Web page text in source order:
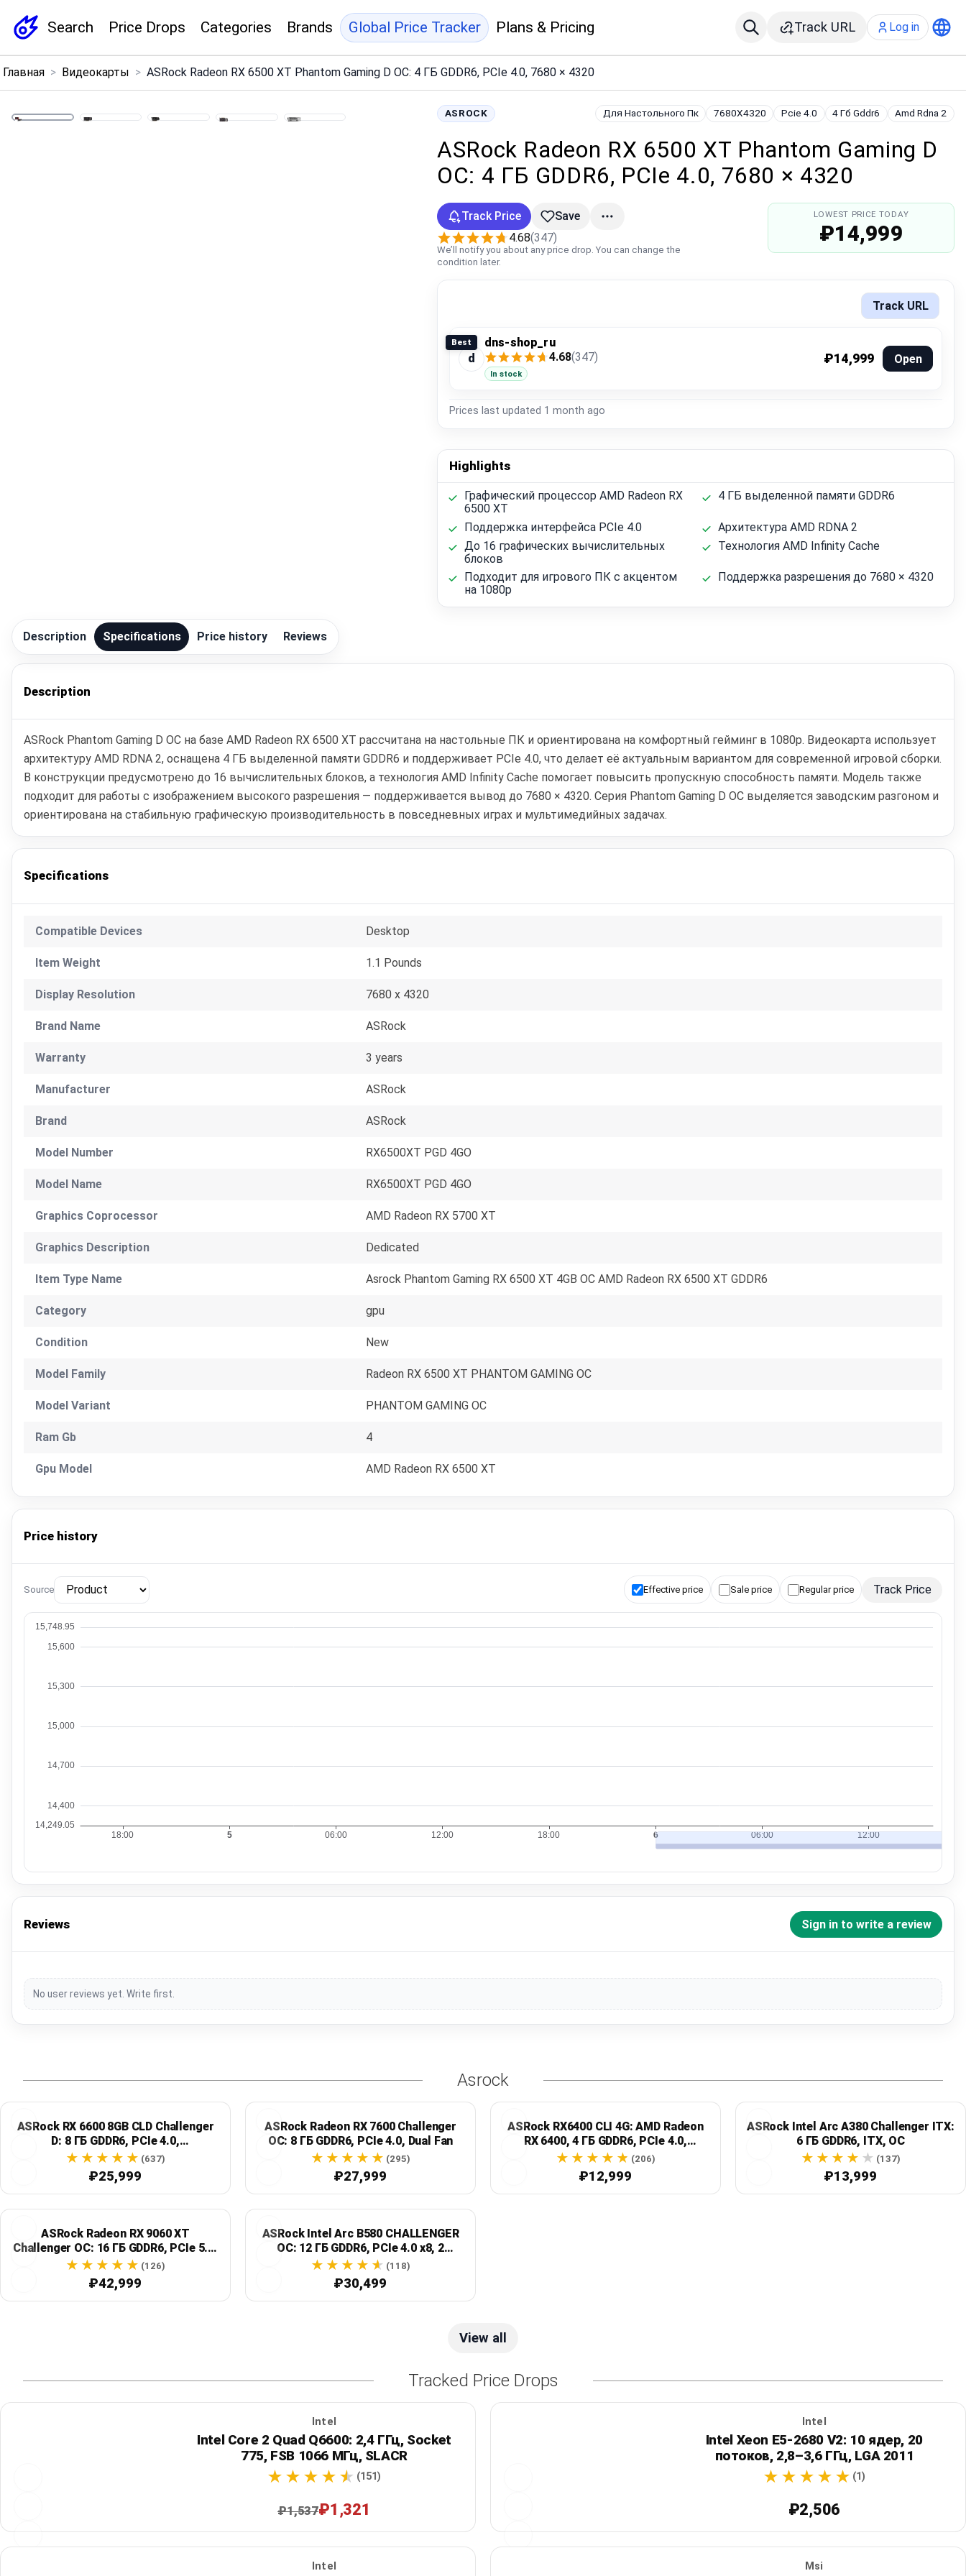
Search Price Drops Categories Brands Global Price Tracker Plans & Pricing Track URL Log in
Menu ×
Home
Главная > Видеокарты > ASRock Radeon RX 6500 XT Phantom Gaming D OC: 4 ГБ GDDR6, PCIe 4.0, 7680 × 4320
ASROCK Для Настольного Пк 7680X4320 Pcie 4.0 4 Гб Gddr6 Amd Rdna 2
ASRock Radeon RX 6500 XT Phantom Gaming D
OC: 4 ГБ GDDR6, PCIe 4.0, 7680 × 4320
LOWEST PRICE TODAY
₽14,999
Track Price
We’ll notify you about any price drop. You can change the
condition later.
Save
4.68(347)
Track URL
Best
d
dns-shop_ru
4.68(347)
In stock
₽14,999 Open
Prices last updated 1 month ago
Highlights
Графический процессор AMD Radeon RX
6500 XT
4 ГБ выделенной памяти GDDR6
Поддержка интерфейса PCIe 4.0
Архитектура AMD RDNA 2
До 16 графических вычислительных
блоков
Технология AMD Infinity Cache
Подходит для игрового ПК с акцентом
на 1080p
Поддержка разрешения до 7680 × 4320
Description Specifications Price history Reviews
Description
ASRock Phantom Gaming D OC на базе AMD Radeon RX 6500 XT рассчитана на настольные ПК и ориентирована на комфортный гейминг в 1080p. Видеокарта использует
архитектуру AMD RDNA 2, оснащена 4 ГБ выделенной памяти GDDR6 и поддерживает PCIe 4.0, что делает её актуальным вариантом для современной игровой сборки.
В конструкции предусмотрено до 16 вычислительных блоков, а технология AMD Infinity Cache помогает повысить пропускную способность памяти. Модель также
подходит для работы с изображением высокого разрешения — поддерживается вывод до 7680 × 4320. Серия Phantom Gaming D OC выделяется заводским разгоном и
ориентирована на стабильную графическую производительность в повседневных играх и мультимедийных задачах.
Specifications
Compatible Devices Desktop
Item Weight 1.1 Pounds
Display Resolution 7680 x 4320
Brand Name ASRock
Warranty 3 years
Manufacturer ASRock
Brand ASRock
Model Number RX6500XT PGD 4GO
Model Name RX6500XT PGD 4GO
Graphics Coprocessor AMD Radeon RX 5700 XT
Graphics Description Dedicated
Item Type Name Asrock Phantom Gaming RX 6500 XT 4GB OC AMD Radeon RX 6500 XT GDDR6
Category gpu
Condition New
Model Family Radeon RX 6500 XT PHANTOM GAMING OC
Model Variant PHANTOM GAMING OC
Ram Gb 4
Gpu Model AMD Radeon RX 6500 XT
Price history
Source Effective price Sale price Regular price Track Price
Reviews Sign in to write a review
No user reviews yet. Write first.
Asrock
ASRock RX 6600 8GB CLD Challenger
D: 8 ГБ GDDR6, PCIe 4.0,
двухвентиляторное охлаждение
(637)
₽25,999
ASRock Radeon RX 7600 Challenger
OC: 8 ГБ GDDR6, PCIe 4.0, Dual Fan
(295)
₽27,999
ASRock RX6400 CLI 4G: AMD Radeon
RX 6400, 4 ГБ GDDR6, PCIe 4.0,
Challenger(206)
₽12,999
ASRock Intel Arc A380 Challenger ITX:
6 ГБ GDDR6, ITX, OC
(137)
₽13,999
ASRock Radeon RX 9060 XT
Challenger OC: 16 ГБ GDDR6, PCIe 5.0,
3290 МГц Boost
(126)
₽42,999
ASRock Intel Arc B580 CHALLENGER
OC: 12 ГБ GDDR6, PCIe 4.0 x8, 2
вентилятора(118)
₽30,499
View all
Tracked Price Drops
Intel
Intel Core 2 Quad Q6600: 2,4 ГГц, Socket
775, FSB 1066 МГц, SLACR
(151)
₽1,537₽1,321
Intel
Intel Xeon E5-2680 V2: 10 ядер, 20
потоков, 2,8–3,6 ГГц, LGA 2011
(1)
₽2,506
Intel Msi